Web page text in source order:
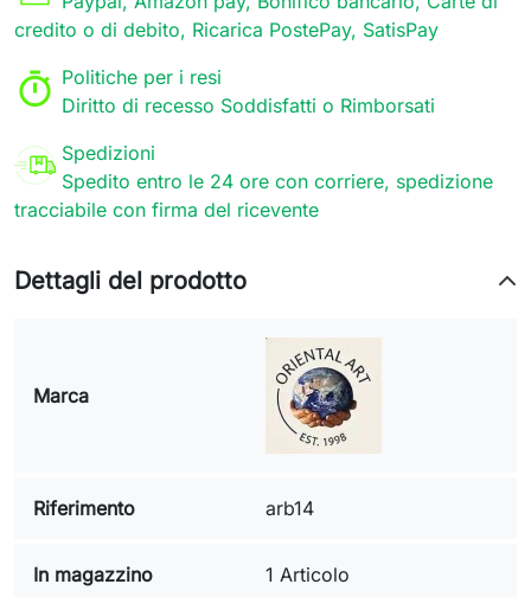
credito o di debito, Ricarica PostePay, SatisPay
Politiche per i resi
Diritto di recesso Soddisfatti o Rimborsati
Spedizioni
Spedito entro le 24 ore con corriere, spedizione
tracciabile con firma del ricevente
Dettagli del prodotto
Marca
Riferimento arb14
In magazzino 1 Articolo